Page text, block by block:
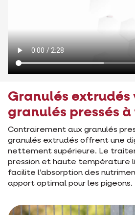
Granulés extrudés
granulés pressés
Contrairement aux granulés
granulés extrudés offrent une
nettement supérieure. Le
pression et haute température
facilite l’absorption des
apport optimal pour les pigeons.